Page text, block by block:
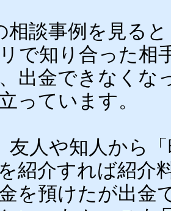
相談事例を見る
で知り合った相
出金できなくな
っています。
友人や知人から
紹介すれば紹介
を預けたが出金